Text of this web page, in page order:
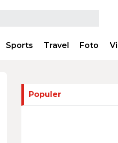
Sports Travel Foto
Populer